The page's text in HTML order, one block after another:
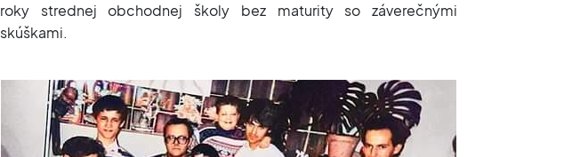
roky strednej obchodnej školy bez maturity so záverečnými
skúškami.